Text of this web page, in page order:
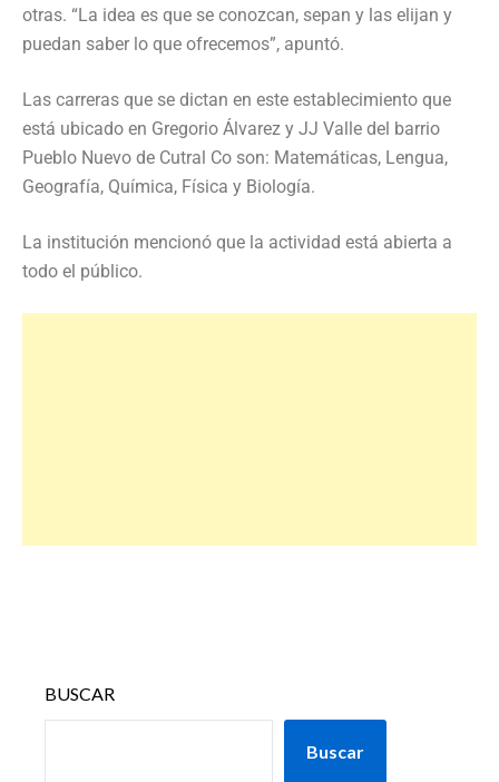
otras. “La idea es que se conozcan, sepan y las elijan y
puedan saber lo que ofrecemos”, apuntó.
Las carreras que se dictan en este establecimiento que
está ubicado en Gregorio Álvarez y JJ Valle del barrio
Pueblo Nuevo de Cutral Co son: Matemáticas, Lengua,
Geografía, Química, Física y Biología.
La institución mencionó que la actividad está abierta a
todo el público.
BUSCAR
Buscar